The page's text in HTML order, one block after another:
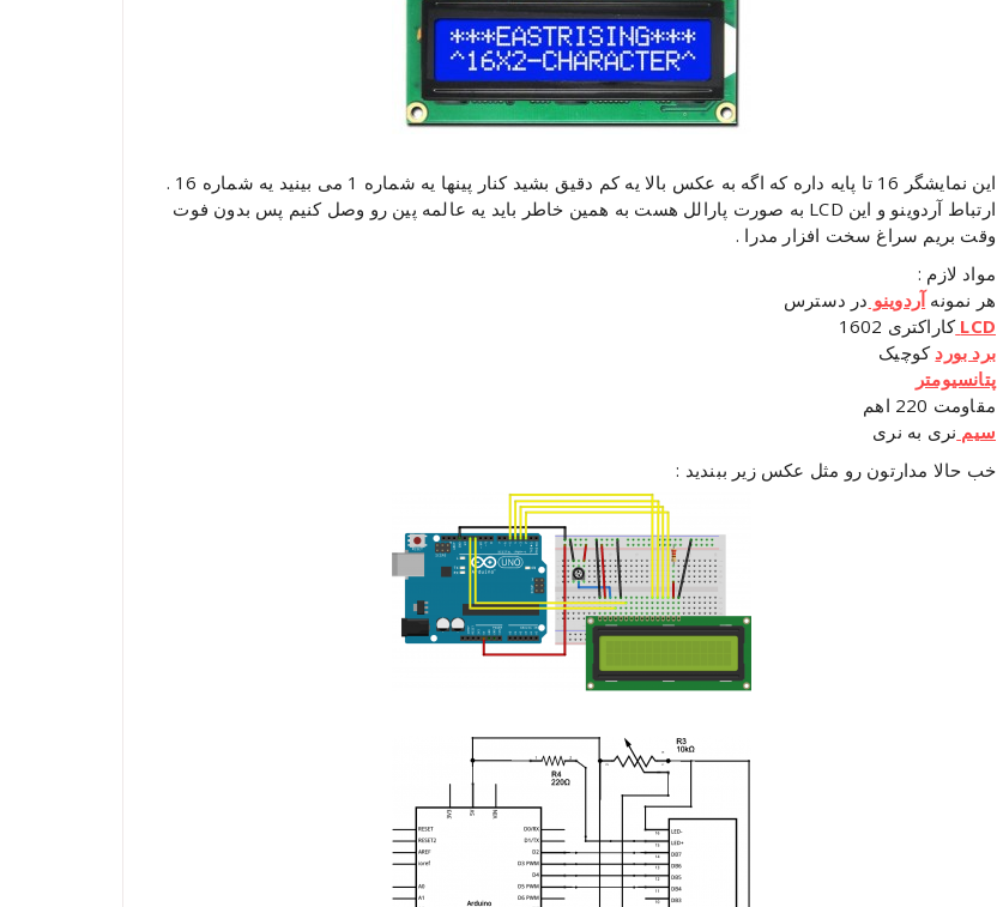
این نمایشگر 16 تا پایه داره که اگه به عکس بالا یه کم دقیق بشید کنار پینها یه شماره 1 می بینید یه شماره 16 .
ارتباط آردوینو و این LCD به صورت پارالل هست به همین خاطر باید یه عالمه پین رو وصل کنیم پس بدون فوت
وقت بریم سراغ سخت افزار مدرا .
مواد لازم :
هر نمونهآردوینو در دسترس
LCD کاراکتری 1602
برد بورد کوچیک
پتانسیومتر
مقاومت 220 اهم
سیم نری به نری
خب حالا مدارتون رو مثل عکس زیر ببندید :